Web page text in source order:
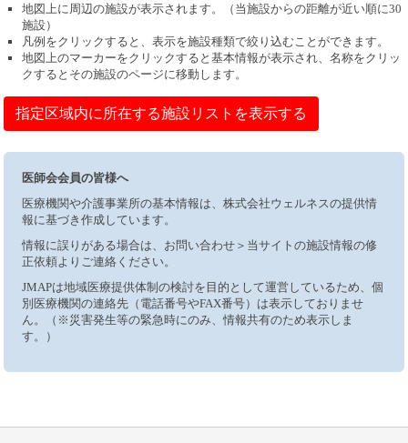
地図上に周辺の施設が表示されます。（当施設からの距離が近い順に30
施設）
凡例をクリックすると、表示を施設種類で絞り込むことができます。
地図上のマーカーをクリックすると基本情報が表示され、名称をクリッ
クするとその施設のページに移動します。
指定区域内に所在する施設リストを表示する
医師会会員の皆様へ
医療機関や介護事業所の基本情報は、株式会社ウェルネスの提供情
報に基づき作成しています。
情報に誤りがある場合は、お問い合わせ＞当サイトの施設情報の修
正依頼よりご連絡ください。
JMAPは地域医療提供体制の検討を目的として運営しているため、個
別医療機関の連絡先（電話番号やFAX番号）は表示しておりませ
ん。（※災害発生等の緊急時にのみ、情報共有のため表示しま
す。）